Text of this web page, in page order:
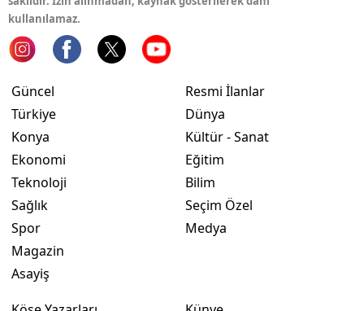
Siirt
Tokat
Tunceli
kullanılamaz.
Güncel
Türkiye
Konya
Ekonomi
Teknoloji
Sağlık
Spor
Magazin
Asayiş
Resmi İlanlar
Dünya
Kültür - Sanat
Eğitim
Bilim
Seçim Özel
Medya